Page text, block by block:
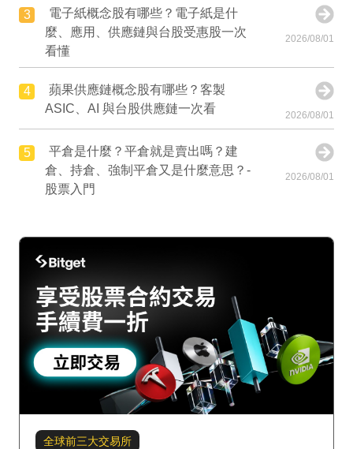
3
電子紙概念股有哪些？電子紙是什
麼、應用、供應鏈與台股受惠股一次
看懂
2026/08/01
4
蘋果供應鏈概念股有哪些？客製
ASIC、AI 與台股供應鏈一次看
2026/08/01
5
平倉是什麼？平倉就是賣出嗎？建
倉、持倉、強制平倉又是什麼意思？-
股票入門
2026/08/01
全球前三大交易所